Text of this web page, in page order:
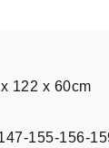
122 x 60cm
155-156-